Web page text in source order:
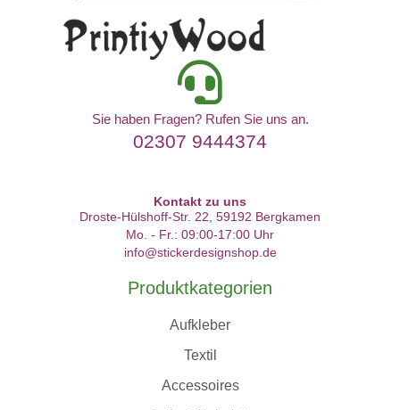
Sie haben Fragen? Rufen Sie uns an.
02307 9444374
Kontakt zu uns
Droste-Hülshoff-Str. 22, 59192 Bergkamen
Mo. - Fr.: 09:00-17:00 Uhr
info@stickerdesignshop.de
Produktkategorien
Aufkleber
Textil
Accessoires